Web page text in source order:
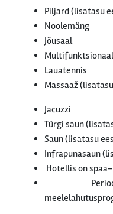
Piljard (lisatasu
Noolemäng
Jõusaal
Lauatennis
Massaaž
Jacuzzi
Türgi saun
Saun (lisatasu
Infrapunasaun
Hotellis on